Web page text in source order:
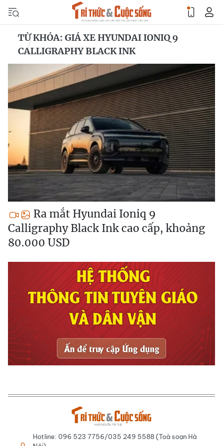
TỪ KHÓA: GIÁ XE HYUNDAI IONIQ 9
CALLIGRAPHY BLACK INK
Ra mắt Hyundai Ioniq 9
Calligraphy Black Ink cao cấp, khoảng
80.000 USD
Hotline: 096 523 7756/035 249 5588 (Toà soạn Hà